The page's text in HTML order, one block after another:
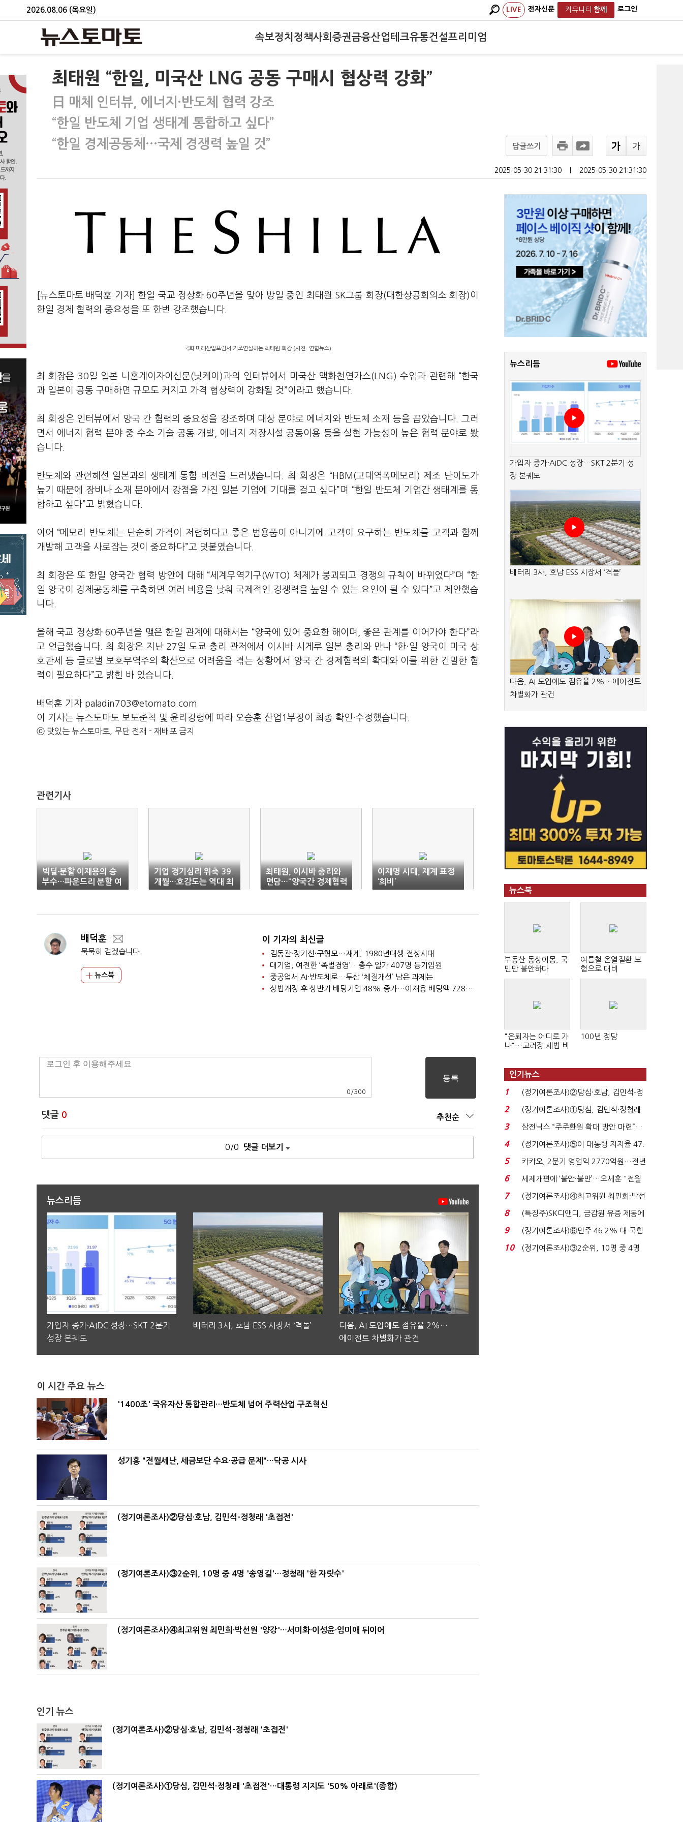
2026.08.06 (목요일) LIVE 전자신문 커뮤니티 함께 로그인
속보정치 정책사회 증권금융산업테크유통건설프리미엄
최태원 “한일, 미국산 LNG 공동 구매시 협상력 강화”
日 매체 인터뷰, 에너지·반도체 협력 강조
“한일 반도체 기업 생태계 통합하고 싶다”
“한일 경제공동체…국제 경쟁력 높일 것”
답글쓰기
2025-05-30 21:31:30 2025-05-30 21:31:30
[뉴스토마토 배덕훈 기자] 한일 국교 정상화60주년을 맞아 방일 중인 최태원 SK그룹 회장(대한상공회의소 회장)이
한일 경제 협력의 중요성을 또 한번 강조했습니다
국회 미래산업포럼서 기조연설하는 최태원 회장 (사진=연합뉴스)
최 회장은 30일 일본 니혼게이자이신문(닛케이 )과의 인터뷰에서 미국산 액화천연가스(LNG)수입과 관련해 “한국
과 일본이 공동 구매하면 규모도 커지고 가격 협상력이 강화될 것”이라고 했습니다
최 회장은 인터뷰에서 양국 간 협력의 중요성을 강조하며 대상 분야로 에너지와 반도체 소재 등을 꼽았습니다 .그러
면서 에너지 협력 분야 중 수소 기술 공동 개발
에너지 저장시설 공동이용 등을 실현 가능성이 높은 협력 분야로 봤
습니다
반도체와 관련해선 일본과의 생태계 통합 비전을 드러냈습니다 .최 회장은 “HBM(고대역폭메모리 ) 제조 난이도가
높기 때문에 장비나 소재 분야에서 강점을 가진 일본 기업에 기대를 걸고 싶다”며 “한일 반도체 기업간 생태계를 통
합하고 싶다”고 밝혔습니다
이어 “메모리 반도체는 단순히 가격이 저렴하다고 좋은 범용품이 아니기에 고객이 요구하는 반도체를 고객과 함께
개발해 고객을 사로잡는 것이 중요하다”고 덧붙였습니다
최 회장은 또 한일 양국간 협력 방안에 대해 “세계무역기구(WTO) 체제가 붕괴되고 경쟁의 규칙이 바뀌었다”며 “한
일 양국이 경제공동체를 구축하면 여러 비용을 낮춰 국제적인 경쟁력을 높일 수 있는 요인이 될 수 있다”고 제안했습
니다
올해 국교 정상화60주년을 맺은 한일 관계에 대해서는 “양국에 있어 중요한 해이며 좋은 관계를 이어가야 한다”라
고 언급했습니다. 최 회장은 지난 27일 도쿄 총리 관저에서 이시바 시게루 일본 총리와 만나 “한·일 양국이 미국 상
호관세 등 글로벌 보호무역주의 확산으로 어려움을 겪는 상황에서 양국 간 경제협력의 확대와 이를 위한 긴밀한 협
력이 필요하다”고 밝힌 바 있습니다
배덕훈 기자 paladin703@etomato.com
이 기사는 뉴스토마토 보도준칙 및 윤리강령에 따라 오승훈 산업1부장이 최종 확인·수정했습니다.
ⓒ 맛있는 뉴스토마토, 무단 전재 - 재배포 금지
관련기사
빅딜·분할 이재용의 승
부수…파운드리 분할 여
부 촉각
기업 경기심리 위축 39
개월…호감도는 역대 최
대치
최태원, 이시바 총리와
면담…“양국간 경제협력
확대 필요”
이재명 시대, 재계 표정
‘희비’
배덕훈
묵묵히 걷겠습니다.
뉴스북
이 기자의 최신글
김동관·정기선·구형모…재계, 1980년대생 전성시대
대기업, 여전한 ‘족벌경영’…총수 일가 407명 등기임원
중공업서 AI·반도체로…두산 ‘체질개선’ 남은 과제는
상법개정 후 상반기 배당기업 48% 증가…이재용 배당액 728억 1위
0 /300
댓글 0 추천순
0/0 댓글 더보기
뉴스리듬
가입자 증가·AIDC 성장…SKT 2분기
성장 본궤도
배터리 3사, 호남 ESS 시장서 ‘격돌’
다음, AI 도입에도 점유율 2%…
에이전트 차별화가 관건
이 시간 주요 뉴스
'1400조' 국유자산 통합관리…반도체 넘어 주력산업 구조혁신
성기홍 "전월세난, 세금보단 수요·공급 문제"…닥공 시사
(정기여론조사)②당심·호남, 김민석-정청래 '초접전'
(정기여론조사)③2순위, 10명 중 4명 '송영길'…정청래 '한 자릿수'
(정기여론조사)④최고위원 최민희·박선원 '양강'…서미화·이성윤·임미애 뒤이어
인기 뉴스
(정기여론조사)②당심·호남, 김민석-정청래 '초접전'
(정기여론조사)①당심, 김민석·정청래 '초접전'…대통령 지지도 '50% 아래로'(종합)
뉴스리듬
가입자 증가·AIDC 성장…SKT 2분기 성
장 본궤도
배터리 3사, 호남 ESS 시장서 ‘격돌’
다음, AI 도입에도 점유율 2%…에이전트
차별화가 관건
뉴스북
부동산 동상이몽, 국
민만 불안하다
여름철 온열질환 보
험으로 대비
"은퇴자는 어디로 가
나"…고려장 세법 비
100년 정당
인기뉴스
1
(정기여론조사)②당심·호남, 김민석-정
청래 '초접전'...
2
(정기여론조사)①당심, 김민석·정청래
'초접전'…대통령 ...
3
삼전닉스 “주주환원 확대 방안 마련”…
로이터에 성명...
4
(정기여론조사)⑤이 대통령 지지율 47.
7%…일주일 만에 ...
5
카카오, 2분기 영업익 2770억원…전년
비 36% 증가...
6
세제개편에 ‘불안·불만’…오세훈 "전월
세 구하기 더 ...
7
(정기여론조사)④최고위원 최민희·박선
원 '양강'…서미...
8
(특징주)SK디앤디, 금감원 유증 제동에
장 초반 상한가...
9
(정기여론조사)⑥민주 46.2% 대 국힘
31.0%…오차범위 밖 ...
10
(정기여론조사)③2순위, 10명 중 4명